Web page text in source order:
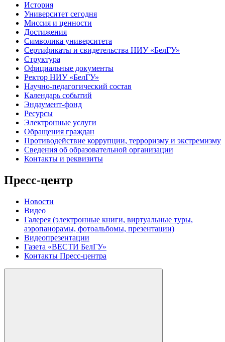
История
Университет сегодня
Миссия и ценности
Достижения
Символика университета
Сертификаты и свидетельства НИУ «БелГУ»
Структура
Официальные документы
Ректор НИУ «БелГУ»
Научно-педагогический состав
Календарь событий
Эндаумент-фонд
Ресурсы
Электронные услуги
Обращения граждан
Противодействие коррупции, терроризму и экстремизму
Сведения об образовательной организации
Контакты и реквизиты
Пресс-центр
Новости
Видео
Галерея (электронные книги, виртуальные туры,
аэропанорамы, фотоальбомы, презентации)
Видеопрезентации
Газета «ВЕСТИ БелГУ»
Контакты Пресс-центра